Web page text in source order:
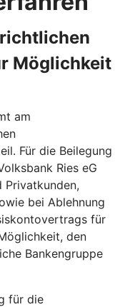
Möglichkeit
am
Für die Beilegung
Ries eG
Privatkunden,
bei Ablehnung
für
den
Bankengruppe
für die